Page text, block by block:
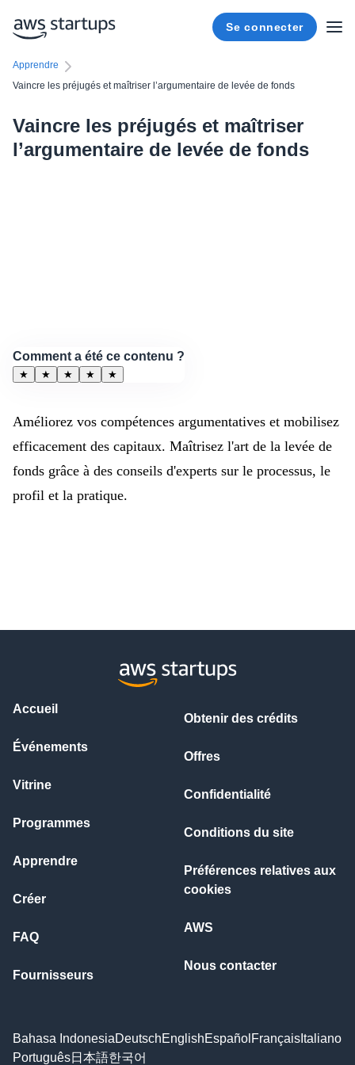
Se connecter
Apprendre
Vaincre les préjugés et maîtriser l’argumentaire de levée de fonds
Vaincre les préjugés et maîtriser
l’argumentaire de levée de fonds
Comment a été ce contenu ?
★ ★ ★ ★ ★
Améliorez vos compétences argumentatives et mobilisez
efficacement des capitaux. Maîtrisez l'art de la levée de
fonds grâce à des conseils d'experts sur le processus, le
profil et la pratique.
Accueil
Événements
Vitrine
Programmes
Apprendre
Créer
FAQ
Fournisseurs
Obtenir des crédits
Offres
Confidentialité
Conditions du site
Préférences relatives aux
cookies
AWS
Nous contacter
Bahasa IndonesiaDeutschEnglishEspañol Français Italiano
Português日本語한국어